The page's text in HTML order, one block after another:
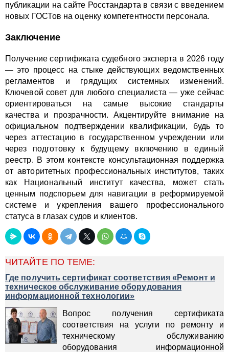
публикации на сайте Росстандарта в связи с введением
новых ГОСТов на оценку компетентности персонала.
Заключение
Получение сертификата судебного эксперта в 2026 году
— это процесс на стыке действующих ведомственных
регламентов и грядущих системных изменений.
Ключевой совет для любого специалиста — уже сейчас
ориентироваться на самые высокие стандарты
качества и прозрачности. Акцентируйте внимание на
официальном подтверждении квалификации, будь то
через аттестацию в государственном учреждении или
через подготовку к будущему включению в единый
реестр. В этом контексте консультационная поддержка
от авторитетных профессиональных институтов, таких
как Национальный институт качества, может стать
ценным подспорьем для навигации в реформируемой
системе и укрепления вашего профессионального
статуса в глазах судов и клиентов.
ЧИТАЙТЕ ПО ТЕМЕ:
Где получить сертификат соответствия «Ремонт и
техническое обслуживание оборудования
информационной технологии»
Вопрос получения сертификата
соответствия на услуги по ремонту и
техническому обслуживанию
оборудования информационной